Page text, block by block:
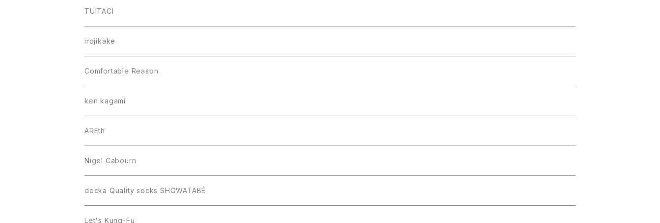
TUITACI
irojikake
Comfortable Reason
ken kagami
AREth
Nigel Cabourn
decka Quality socks SHOWATABÉ
Let's Kung-Fu